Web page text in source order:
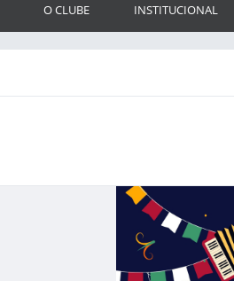
O CLUBE INSTITUCIONAL